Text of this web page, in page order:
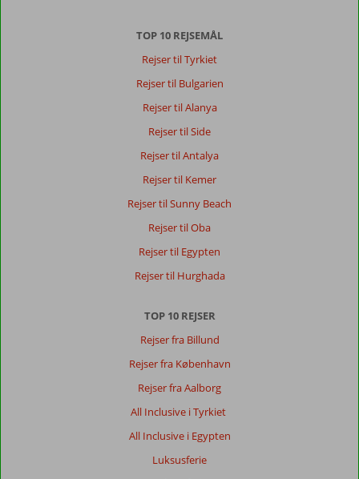
TOP 10 REJSEMÅL
Rejser til Tyrkiet
Rejser til Bulgarien
Rejser til Alanya
Rejser til Side
Rejser til Antalya
Rejser til Kemer
Rejser til Sunny Beach
Rejser til Oba
Rejser til Egypten
Rejser til Hurghada
TOP 10 REJSER
Rejser fra Billund
Rejser fra København
Rejser fra Aalborg
All Inclusive i Tyrkiet
All Inclusive i Egypten
Luksusferie